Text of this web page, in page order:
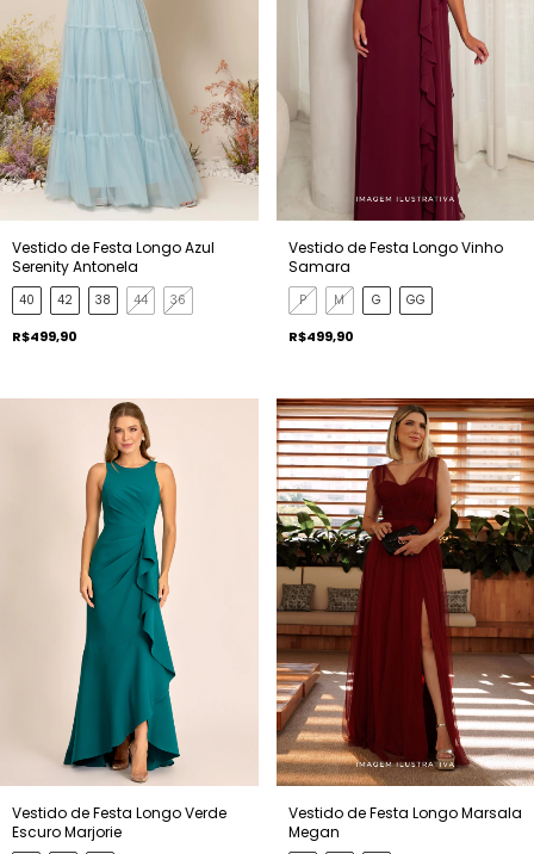
Vestido de Festa Longo Azul
Serenity Antonela
40 42 38 44 36
R$499,90
Vestido de Festa Longo Vinho
Samara
P M G GG
R$499,90
Vestido de Festa Longo Verde
Escuro Marjorie
Vestido de Festa Longo Marsala
Megan